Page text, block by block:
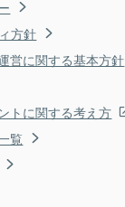
方針
営に関する基本方針
トに関する考え方
覧